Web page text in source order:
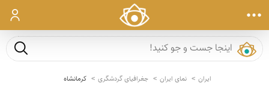
ورود
جست و
ایران نمای ایران جغرافیای گردشگری کرمانشاه